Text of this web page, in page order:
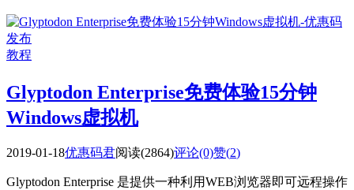
教程
Glyptodon Enterprise免费体验15分钟
Windows虚拟机
2019-01-18优惠码君阅读(2864)评论(0)赞(2)
Glyptodon Enterprise 是提供一种利用WEB浏览器即可远程操作